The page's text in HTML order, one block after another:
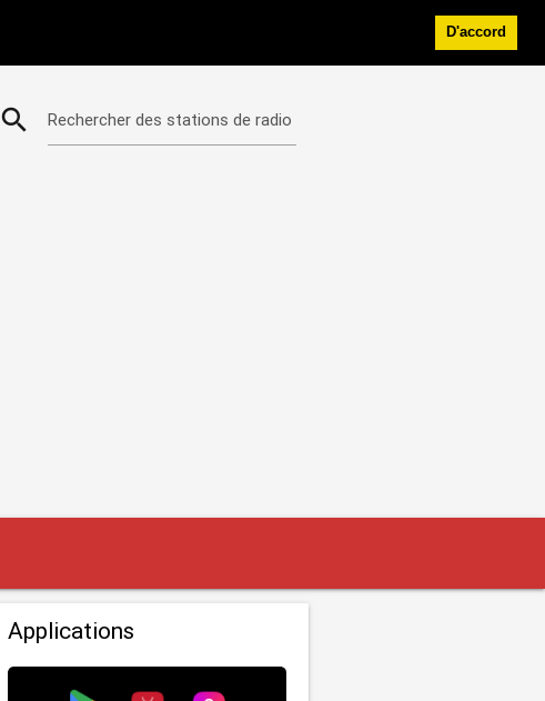
D'accord
search Rechercher des stations de radio
Applications